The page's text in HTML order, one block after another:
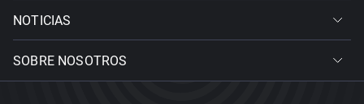
NOTICIAS
SOBRE NOSOTROS